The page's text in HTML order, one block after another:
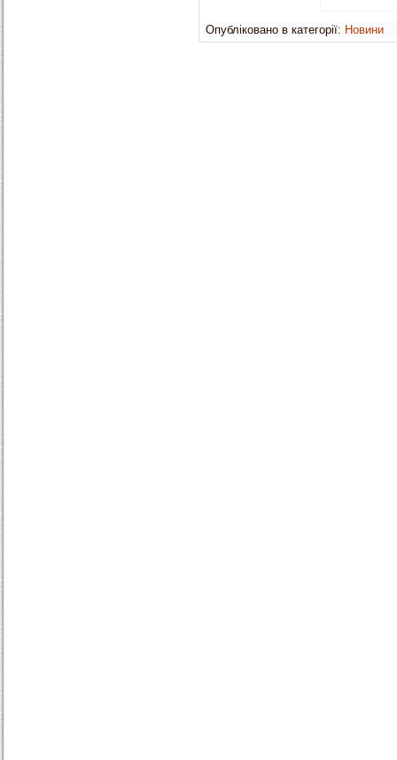
Опубліковано в категорії: Новини